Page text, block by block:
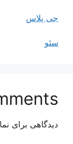
جی پلاس
سئو
دیدگاهی برای